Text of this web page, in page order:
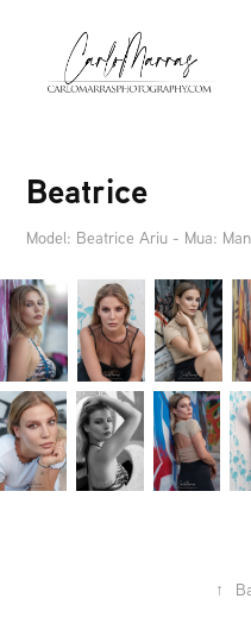
Beatrice
Model: Beatrice Ariu - Mua:
↑